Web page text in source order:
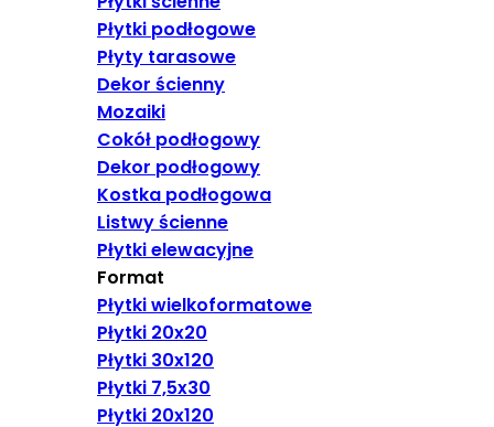
Płytki podłogowe
Płyty tarasowe
Dekor ścienny
Mozaiki
Cokół podłogowy
Dekor podłogowy
Kostka podłogowa
Listwy ścienne
Płytki elewacyjne
Format
Płytki wielkoformatowe
Płytki 20x20
Płytki 30x120
Płytki 7,5x30
Płytki 20x120